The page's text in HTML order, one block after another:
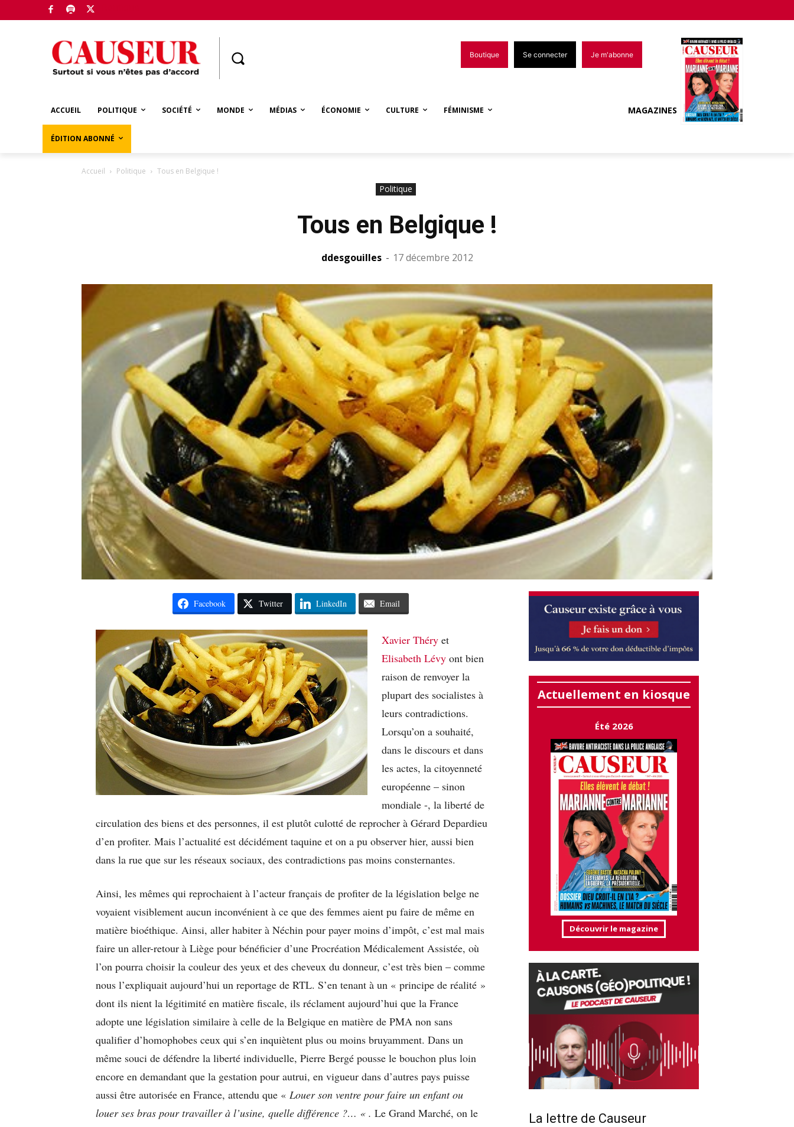
Boutique Se connecter Je m'abonne
ACCUEIL POLITIQUE SOCIÉTÉ MONDE MÉDIAS ÉCONOMIE CULTURE FÉMINISME
ÉDITION ABONNÉ
MAGAZINES
Accueil Politique Tous en Belgique !
Politique
Tous en Belgique !
ddesgouilles - 17 décembre 2012
Facebook Twitter LinkedIn Email
Xavier Théry et
Elisabeth Lévy ont bien
raison de renvoyer la
plupart des socialistes à
leurs contradictions.
Lorsqu’on a souhaité,
dans le discours et dans
les actes, la citoyenneté
européenne – sinon
mondiale -, la liberté de
circulation des biens et des personnes, il est plutôt culotté de reprocher à Gérard Depardieu
d’en profiter. Mais l’actualité est décidément taquine et on a pu observer hier, aussi bien
dans la rue que sur les réseaux sociaux, des contradictions pas moins consternantes.
Ainsi, les mêmes qui reprochaient à l’acteur français de profiter de la législation belge ne
voyaient visiblement aucun inconvénient à ce que des femmes aient pu faire de même en
matière bioéthique. Ainsi, aller habiter à Néchin pour payer moins d’impôt, c’est mal mais
faire un aller-retour à Liège pour bénéficier d’une Procréation Médicalement Assistée, où
l’on pourra choisir la couleur des yeux et des cheveux du donneur, c’est très bien – comme
nous l’expliquait aujourd’hui un reportage de RTL. S’en tenant à un « principe de réalité »
dont ils nient la légitimité en matière fiscale, ils réclament aujourd’hui que la France
adopte une législation similaire à celle de la Belgique en matière de PMA non sans
qualifier d’homophobes ceux qui s’en inquiètent plus ou moins bruyamment. Dans un
même souci de défendre la liberté individuelle, Pierre Bergé pousse le bouchon plus loin
encore en demandant que la gestation pour autrui, en vigueur dans d’autres pays puisse
aussi être autorisée en France, attendu que « Louer son ventre pour faire un enfant ou
louer ses bras pour travailler à l’usine, quelle différence ?… « . Le Grand Marché, on le
Actuellement en kiosque
Été 2026
Découvrir le magazine
La lettre de Causeur